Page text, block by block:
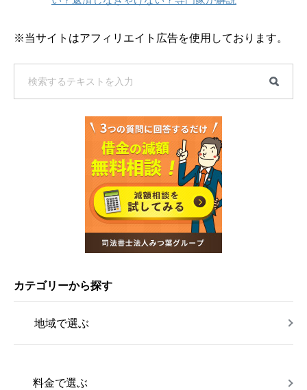
※当サイトはアフィリエイト広告を使用しております。
カテゴリーから探す
地域で選ぶ
料金で選ぶ